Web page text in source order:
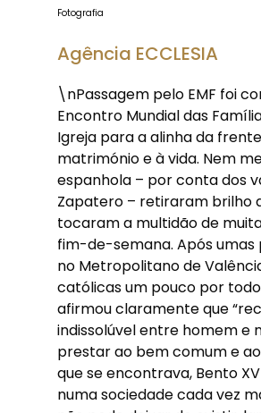
Fotografia
Agência ECCLESIA
\nPassagem pelo EMF foi
Encontro Mundial das
Igreja para a alinha da
matrimónio e à vida. Nem
espanhola – por conta dos
Zapatero – retiraram brilho
tocaram a multidão de
fim-de-semana. Após
no Metropolitano de
católicas um pouco por
afirmou claramente que
indissolúvel entre homem e
prestar ao bem comum e
que se encontrava, Bento
numa sociedade cada vez